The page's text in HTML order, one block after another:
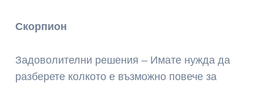
Скорпион
Задоволителни решения – Имате нужда да
разберете колкото е възможно повече за